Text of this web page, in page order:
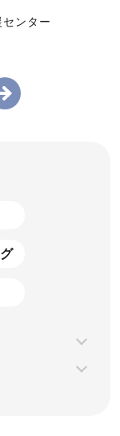
ンター